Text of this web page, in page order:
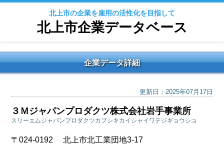
北上市の企業を雇用の活性化を目指して
北上市企業データベース
企業データ詳細
更新日：2025年07月17日
３Ｍジャパンプロダクツ株式会社岩手事業所
スリーエムジャパンプロダクツカブシキカイシャイワテジギョウショ
〒024-0192 北上市北工業団地3-17